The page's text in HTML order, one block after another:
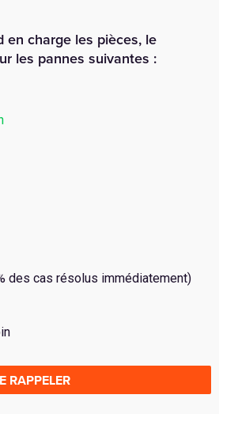
en charge les pièces, le
les pannes suivantes :
des cas résolus immédiatement)
RAPPELER